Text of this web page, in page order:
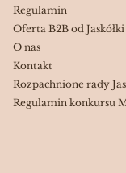
Regulamin
Oferta B2B od Jaskółki
O nas
Kontakt
Rozpachnione rady
Regulamin konkursu